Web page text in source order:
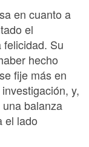
en cuanto a
el
Su
hecho
ﬁje más en
y,
balanza
el lado